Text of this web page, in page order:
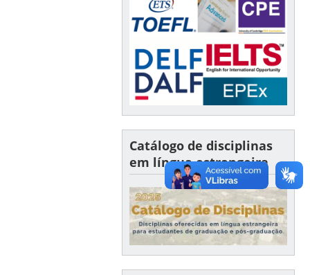
Catálogo de disciplinas
em língua estrangeira